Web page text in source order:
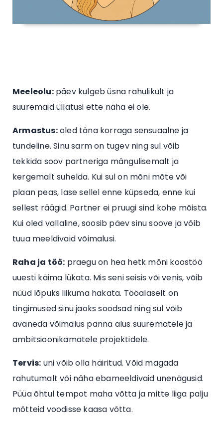
Meeleolu:päev kulgeb üsna rahulikult ja
suuremaid üllatusi ette näha ei ole.
Armastus:oled täna korraga sensuaalne ja
tundeline. Sinu sarm on tugev ning sul võib
tekkida soov partneriga mängulisemalt ja
kergemalt suhelda. Kui sul on mõni mõte või
plaan peas, lase sellel enne küpseda, enne kui
sellest räägid. Partner ei pruugi sind kohe mõista.
Kui oled vallaline, soosib päev sinu soove ja võib
tuua meeldivaid võimalusi.
Raha ja töö: praegu on hea hetk mõni koostöö
uuesti käima lükata. Mis seni seisis või venis, võib
nüüd lõpuks liikuma hakata. Tööalaselt on
tingimused sinu jaoks soodsad ning sul võib
avaneda võimalus panna alus suurematele ja
ambitsioonikamatele projektidele.
Tervis: uni võib olla häiritud. Võid magada
rahutumalt või näha ebameeldivaid unenägusid.
Püüa õhtul tempot maha võtta ja mitte liiga palju
mõtteid voodisse kaasa võtta.